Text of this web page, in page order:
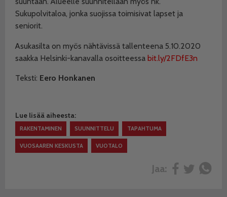
Sukupolvitaloa, jonka suojissa toimisivat lapset ja
seniorit.
Asukasilta on myös nähtävissä tallenteena 5.10.2020
saakka Helsinki-kanavalla osoitteessa bit.ly/2FDfE3n
Teksti: Eero Honkanen
Lue lisää aiheesta:
RAKENTAMINEN SUUNNITTELU TAPAHTUMA
VUOSAAREN KESKUSTA VUOTALO
Jaa: